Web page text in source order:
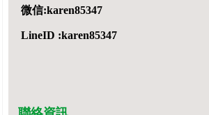
微信:karen85347
LineID :karen85347